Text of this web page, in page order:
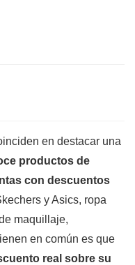
en destacar una
productos de
con descuentos
y Asics, ropa
maquillaje,
en común es que
real sobre su